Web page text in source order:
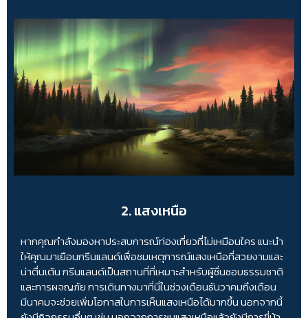
2. แสงเหนือ
หากคุณกำลังมองหาประสบการณ์ท่องเที่ยวที่ไม่เหมือนใคร แนะนำ
ให้คุณมาเยือนกรีนแลนด์เพื่อชมเหตุการณ์แสงเหนือที่สวยงามและ
น่าตื่นเต้น กรีนแลนด์เป็นสถานที่ที่เหมาะสำหรับผู้ชื่นชอบธรรมชาติ
และการผจญภัย การเดินทางมาที่นี่ในช่วงเดือนธันวาคมถึงเดือน
มีนาคมจะช่วยเพิ่มโอกาสในการเห็นแสงเหนือได้มากขึ้น นอกจากนี้